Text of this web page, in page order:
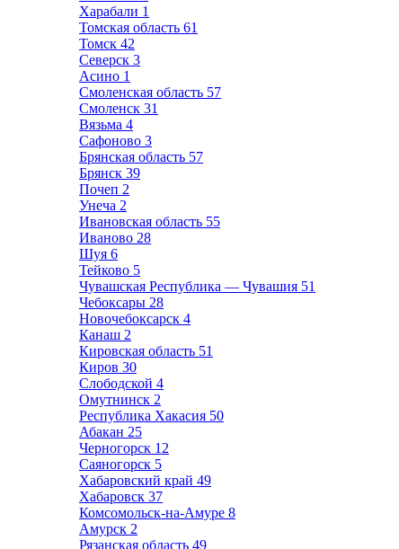
Харабали 1
Томская область 61
Томск 42
Северск 3
Асино 1
Смоленская область 57
Смоленск 31
Вязьма 4
Сафоново 3
Брянская область 57
Брянск 39
Почеп 2
Унеча 2
Ивановская область 55
Иваново 28
Шуя 6
Тейково 5
Чувашская Республика — Чувашия 51
Чебоксары 28
Новочебоксарск 4
Канаш 2
Кировская область 51
Киров 30
Слободской 4
Омутнинск 2
Республика Хакасия 50
Абакан 25
Черногорск 12
Саяногорск 5
Хабаровский край 49
Хабаровск 37
Комсомольск-на-Амуре 8
Амурск 2
Рязанская область 49